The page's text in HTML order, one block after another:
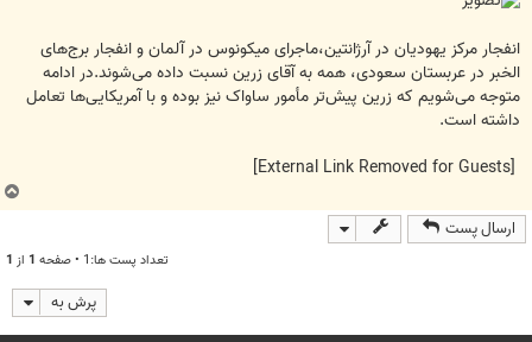
انفجار مرکز یهودیان در آرژانتین،ماجرای میکونوس در آلمان و انفجار برج‌های
الخبر در عربستان سعودی، همه به آقای زرین نسبت داده می‌شوند.در ادامه
متوجه می‌شویم که زرین پیش‌تر مأمور ساواک نیز بوده و با آمریکایی‌ها تعامل
داشته است.
[External Link Removed for Guests]
ارسال پست
تعداد پست ها:1 • صفحه 1 از 1
پرش به